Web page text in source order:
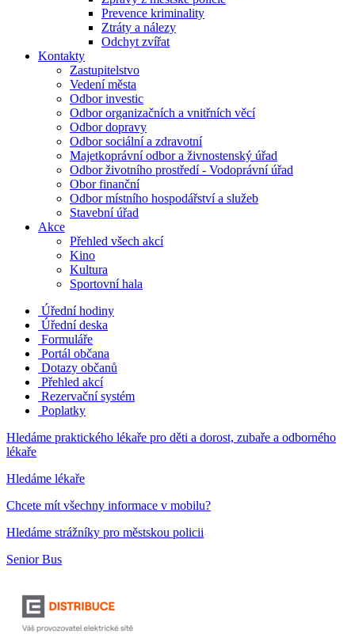
Prevence kriminality
Ztráty a nálezy
Odchyt zvířat
Kontakty
Zastupitelstvo
Vedení města
Odbor investic
Odbor organizačních a vnitřních věcí
Odbor dopravy
Odbor sociální a zdravotní
Majetkoprávní odbor a živnostenský úřad
Odbor životního prostředí - Vodoprávní úřad
Obor finanční
Odbor místního hospodářství a služeb
Stavební úřad
Akce
Přehled všech akcí
Kino
Kultura
Sportovní hala
Úřední hodiny
Úřední deska
Formuláře
Portál občana
Dotazy občanů
Přehled akcí
Rezervační systém
Poplatky
Hledáme praktického lékaře pro děti a dorost, zubaře a odborného
lékaře
Hledáme lékaře
Chcete mít všechny informace v mobilu?
Hledáme strážníky pro městskou policii
Senior Bus